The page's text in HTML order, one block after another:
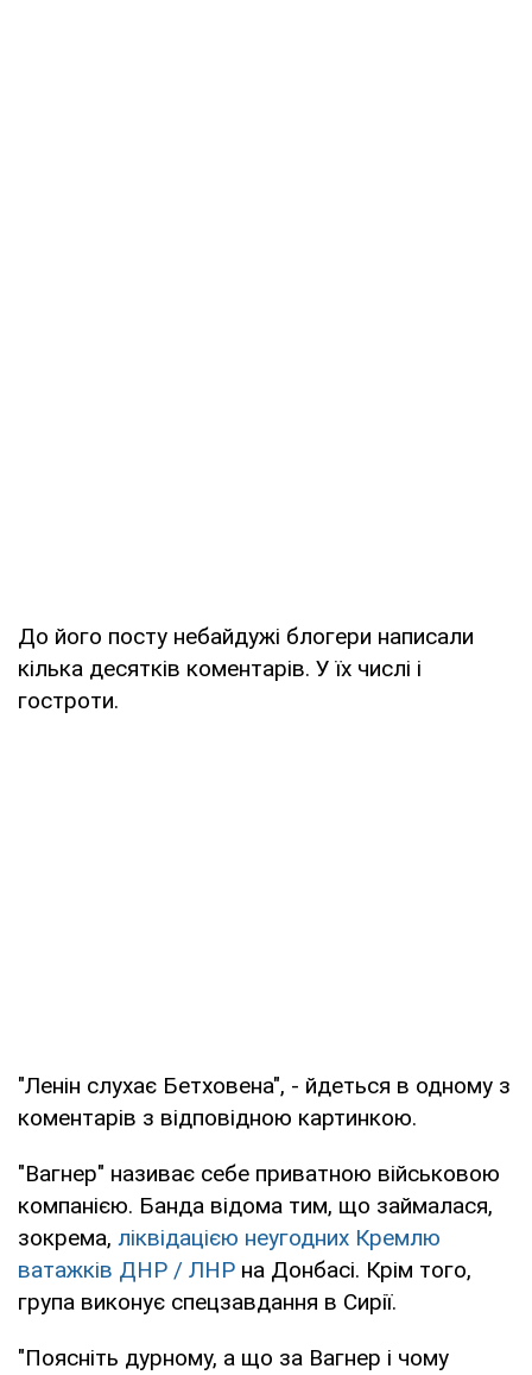
До його посту небайдужі блогери написали
кілька десятків коментарів. У їх числі і
гостроти.
"Ленін слухає Бетховена", - йдеться в одному з
коментарів з відповідною картинкою.
"Вагнер" називає себе приватною військовою
компанією. Банда відома тим, що займалася,
зокрема, ліквідацією неугодних Кремлю
ватажків ДНР / ЛНР на Донбасі. Крім того,
група виконує спецзавдання в Сирії.
"Поясніть дурному, а що за Вагнер і чому